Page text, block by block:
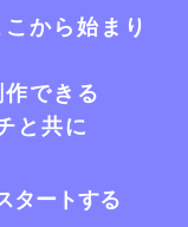
から始まり
できる
と共に
タートする